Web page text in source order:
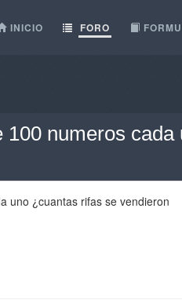
INICIO FORO
numeros
uno ¿cuantas rifas se vendieron